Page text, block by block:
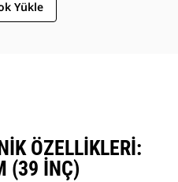
Yükle
ÖZELLIKLERI:
(39 INÇ)